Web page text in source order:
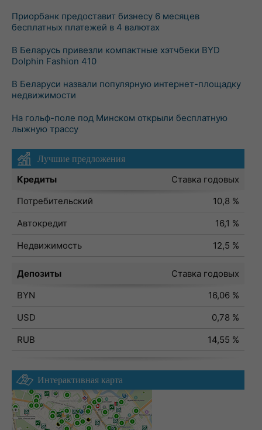
Приорбанк предоставит бизнесу 6 месяцев
бесплатных платежей в 4 валютах
В Беларусь привезли компактные хэтчбеки BYD
Dolphin Fashion 410
В Беларуси назвали популярную интернет-площадку
недвижимости
На гольф-поле под Минском открыли бесплатную
лыжную трассу
Лучшие предложения
Кредиты
Ставка годовых
Потребительский
10,8 %
Автокредит
16,1 %
Недвижимость
12,5 %
Депозиты
Ставка годовых
BYN
16,06 %
USD
0,78 %
RUB
14,55 %
Интерактивная карта